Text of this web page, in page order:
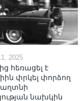
2025
հեռացել է
փրկել փորձող
նախկին